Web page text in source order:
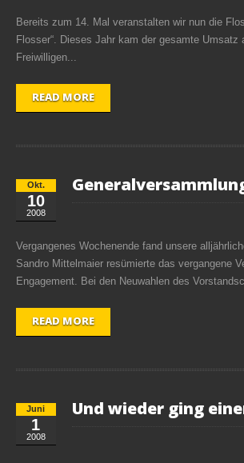
Bereits zum 14. Mal veranstalten wir nun die
Flosser“. Dieses Jahr kam der gesamte
Freiwilligen...
READ MORE
Okt.
10
2008
Vergangenes Wochenende fand unsere
Sandro Mittelmaier resümierte das vergangene
Engagement. Bei den Neuwahlen des
READ MORE
Juni
1
2008
Und wieder ging